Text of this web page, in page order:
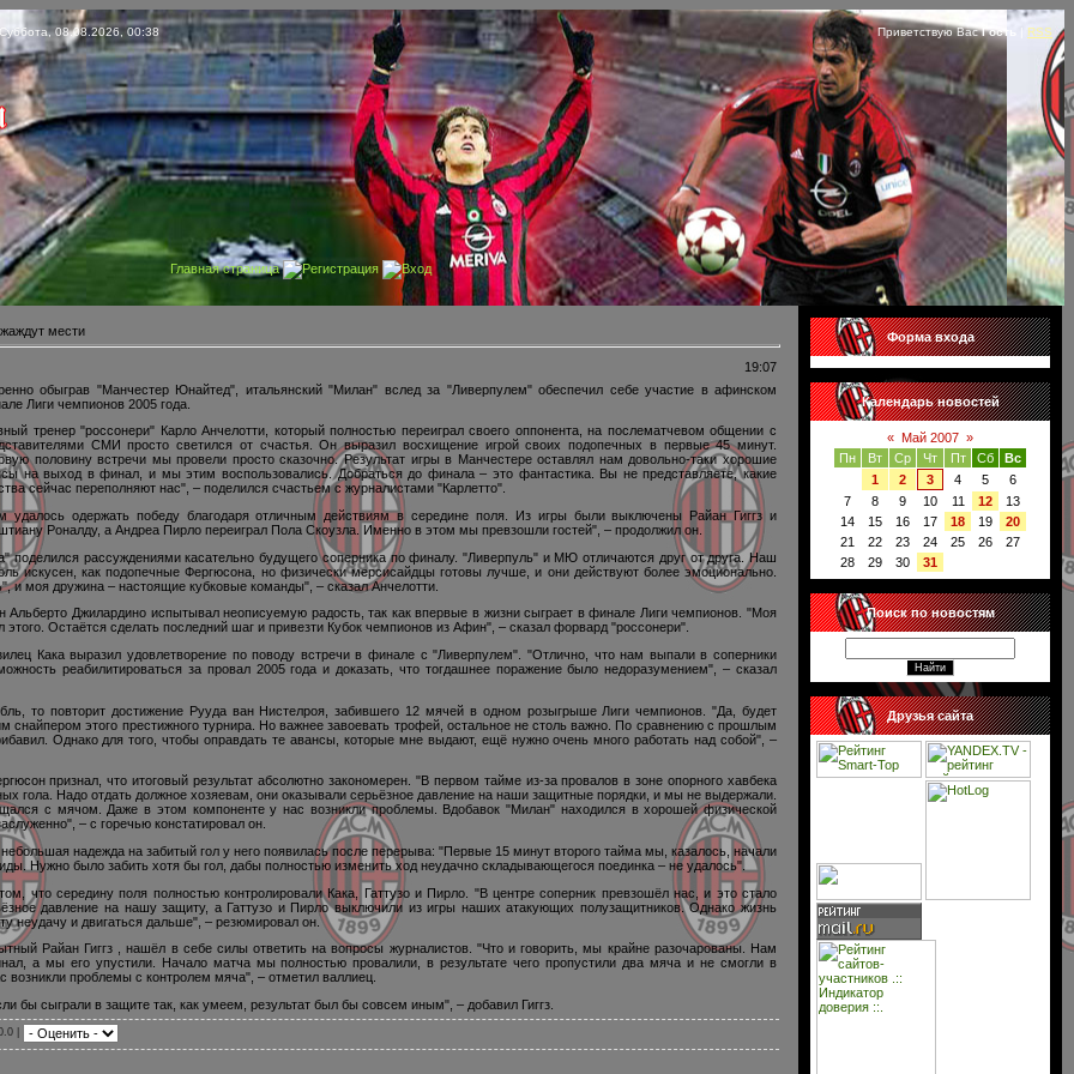
Суббота, 08.08.2026, 00:38 Приветствую ВасГость RSS
Главная страница Регистрация Вход
мести
19:07
обыграв "Манчестер Юнайтед", итальянский "Милан" вслед за "Ливерпулем" обеспечил себе участие в афинском
Лиги чемпионов 2005 года.
тренер "россонери" Карло Анчелотти, который полностью переиграл своего оппонента, на послематчевом общении с
СМИ просто светился от счастья. Он выразил восхищение игрой своих подопечных в первые 45 минут.
половину встречи мы провели просто сказочно. Результат игры в Манчестере оставлял нам довольно-таки хорошие
на выход в финал, и мы этим воспользовались. Добраться до финала – это фантастика. Вы не представляете, какие
сейчас переполняют нас", – поделился счастьем с журналистами "Карлетто".
удалось одержать победу благодаря отличным действиям в середине поля. Из игры были выключены Райан Гиггз и
Роналду, а Андреа Пирло переиграл Пола Скоузла. Именно в этом мы превзошли гостей", – продолжил он.
поделился рассуждениями касательно будущего соперника по финалу. "Ливерпуль" и МЮ отличаются друг от друга. Наш
искусен, как подопечные Фергюсона, но физически мерсисайдцы готовы лучше, и они действуют более эмоционально.
и моя дружина – настоящие кубковые команды", – сказал Анчелотти.
Альберто Джилардино испытывал неописуемую радость, так как впервые в жизни сыграет в финале Лиги чемпионов. "Моя
этого. Остаётся сделать последний шаг и привезти Кубок чемпионов из Афин", – сказал форвард "россонери".
Кака выразил удовлетворение по поводу встречи в финале с "Ливерпулем". "Отлично, что нам выпали в соперники
реабилитироваться за провал 2005 года и доказать, что тогдашнее поражение было недоразумением", – сказал
то повторит достижение Рууда ван Нистелроя, забившего 12 мячей в одном розыгрыше Лиги чемпионов. "Да, будет
снайпером этого престижного турнира. Но важнее завоевать трофей, остальное не столь важно. По сравнению с прошлым
Однако для того, чтобы оправдать те авансы, которые мне выдают, ещё нужно очень много работать над собой", –
признал, что итоговый результат абсолютно закономерен. "В первом тайме из-за провалов в зоне опорного хавбека
гола. Надо отдать должное хозяевам, они оказывали серьёзное давление на наши защитные порядки, и мы не выдержали.
с мячом. Даже в этом компоненте у нас возникли проблемы. Вдобавок "Милан" находился в хорошей физической
– с горечью констатировал он.
надежда на забитый гол у него появилась после перерыва: "Первые 15 минут второго тайма мы, казалось, начали
Нужно было забить хотя бы гол, дабы полностью изменить ход неудачно складывающегося поединка – не удалось".
что середину поля полностью контролировали Кака, Гаттузо и Пирло. "В центре соперник превзошёл нас, и это стало
давление на нашу защиту, а Гаттузо и Пирло выключили из игры наших атакующих полузащитников. Однако жизнь
неудачу и двигаться дальше", – резюмировал он.
Райан Гиггз , нашёл в себе силы ответить на вопросы журналистов. "Что и говорить, мы крайне разочарованы. Нам
а мы его упустили. Начало матча мы полностью провалили, в результате чего пропустили два мяча и не смогли в
возникли проблемы с контролем мяча", – отметил валлиец.
бы сыграли в защите так, как умеем, результат был бы совсем иным", – добавил Гиггз.
|
Форма входа
Календарь новостей
« Май 2007 »
Пн
Вт Ср Чт Пт Сб
Вс
1
2 3 4 5
6
7
8 9 10 11 12
13
14
15 16 17 18 19
20
21
22 23 24 25 26
27
28
29 30 31
Поиск по новостям
Друзья сайта